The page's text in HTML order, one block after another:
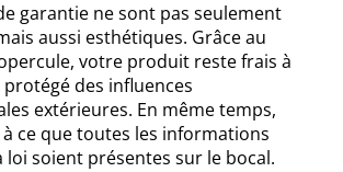
garantie ne sont pas seulement
aussi esthétiques. Grâce au
votre produit reste frais à
des influences
extérieures. En même temps,
ce que toutes les informations
loi soient présentes sur le bocal.